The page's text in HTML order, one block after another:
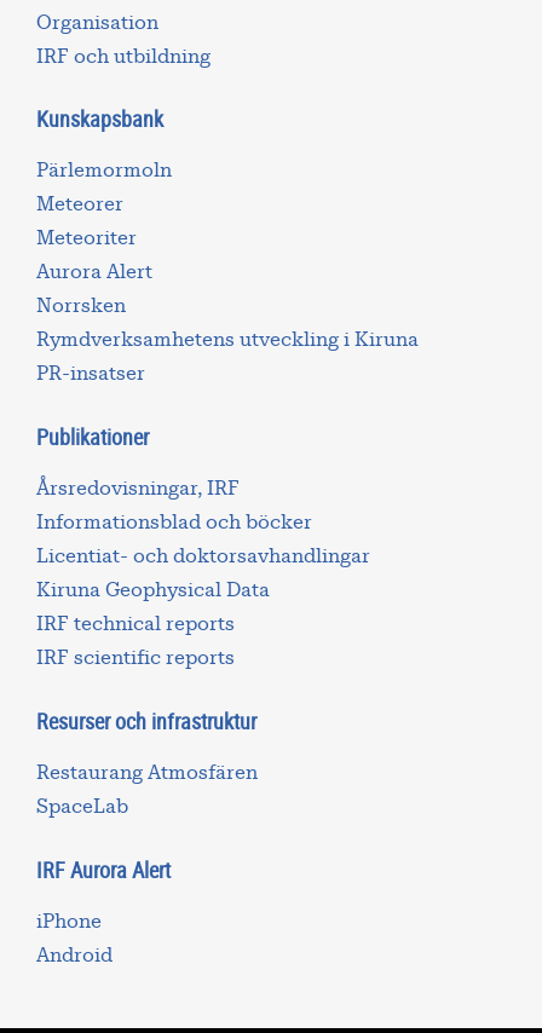
Organisation
IRF och utbildning
Kunskapsbank
Pärlemormoln
Meteorer
Meteoriter
Aurora Alert
Norrsken
Rymdverksamhetens utveckling i Kiruna
PR-insatser
Publikationer
Årsredovisningar, IRF
Informationsblad och böcker
Licentiat- och doktorsavhandlingar
Kiruna Geophysical Data
IRF technical reports
IRF scientific reports
Resurser och infrastruktur
Restaurang Atmosfären
SpaceLab
IRF Aurora Alert
iPhone
Android